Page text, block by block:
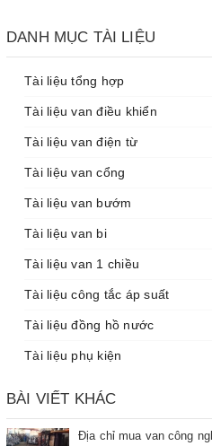
DANH MỤC TÀI LIỆU
Tài liệu tổng hợp
Tài liệu van điều khiển
Tài liệu van điện từ
Tài liệu van cổng
Tài liệu van bướm
Tài liệu van bi
Tài liệu van 1 chiều
Tài liệu công tắc áp suất
Tài liệu đồng hồ nước
Tài liệu phụ kiện
BÀI VIẾT KHÁC
Địa chỉ mua van công